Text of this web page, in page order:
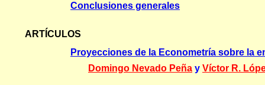
Conclusiones generales
ARTÍCULOS
Proyecciones de la Econometría sobre la
Domingo Nevado Peña y Víctor R.